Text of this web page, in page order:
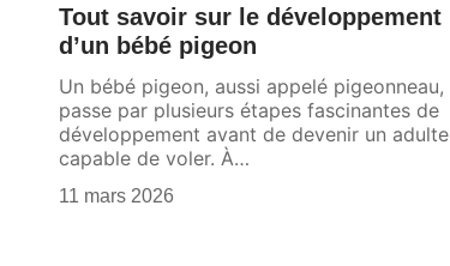
Tout savoir sur le développement
d’un bébé pigeon
Un bébé pigeon, aussi appelé pigeonneau,
passe par plusieurs étapes fascinantes de
développement avant de devenir un adulte
capable de voler. À…
11 mars 2026